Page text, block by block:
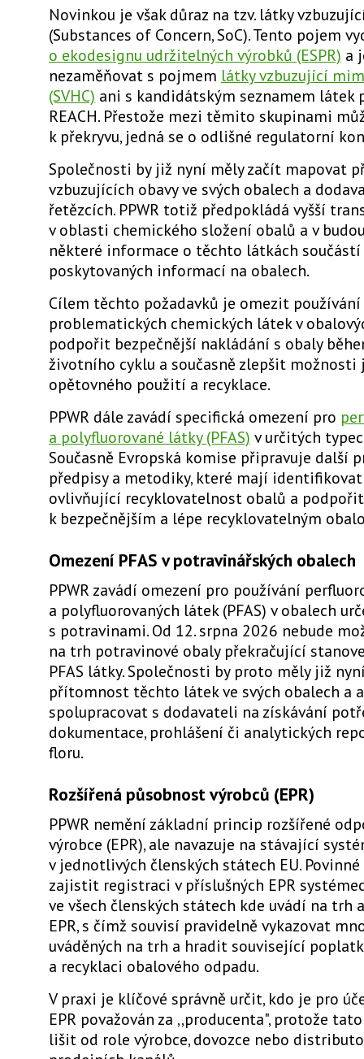
Novinkou je však důraz na tzv. látky
(Substances of Concern, SoC). Tento pojem
o ekodesignu udržitelných výrobků (ESPR) a
nezaměňovat s pojmem látky vzbuzující
(SVHC) ani s kandidátským seznamem látek
REACH. Přestože mezi těmito skupinami
k překryvu, jedná se o odlišné regulatorní
Společnosti by již nyní měly začít mapovat
vzbuzujících obavy ve svých obalech a
řetězcích. PPWR totiž předpokládá vyšší
v oblasti chemického složení obalů a v
některé informace o těchto látkách
poskytovaných informací na obalech.
Cílem těchto požadavků je omezit používání
problematických chemických látek v
podpořit bezpečnější nakládání s obaly
životního cyklu a současně zlepšit možnosti
opětovného použití a recyklace.
PPWR dále zavádí specifická omezení pro
a polyfluorované látky (PFAS) v určitých
Současně Evropská komise připravuje další
předpisy a metodiky, které mají
ovlivňující recyklovatelnost obalů a
k bezpečnějším a lépe recyklovatelným
Omezení PFAS v potravinářských obalech
PPWR zavádí omezení pro používání
a polyfluorovaných látek (PFAS) v obalech
s potravinami. Od 12. srpna 2026 nebude
na trh potravinové obaly překračující
PFAS látky. Společnosti by proto měly již
přítomnost těchto látek ve svých obalech a
spolupracovat s dodavateli na získávání
dokumentace, prohlášení či analytických
floru.
Rozšířená působnost výrobců (EPR)
PPWR nemění základní princip rozšířené
výrobce (EPR), ale navazuje na stávající
v jednotlivých členských státech EU.
zajistit registraci v příslušných EPR
ve všech členských státech kde uvádí na trh
EPR, s čímž souvisí pravidelně vykazovat
uváděných na trh a hradit související
a recyklaci obalového odpadu.
V praxi je klíčové správně určit, kdo je pro
EPR považován za ,,producenta", protože
lišit od role výrobce, dovozce nebo